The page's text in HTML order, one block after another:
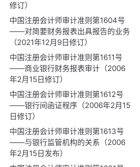
修订）
中国注册会计师审计准则第1604号
——对简要财务报表出具报告的业务
（2021年12月9日修订）
中国注册会计师审计准则第1611号
——商业银行财务报表审计（2006
年2月15日修订）
中国注册会计师审计准则第1612号
——银行间函证程序（2006年2月15
日修订）
中国注册会计师审计准则第1613号
——与银行监管机构的关系（2006
年2月15日发布）